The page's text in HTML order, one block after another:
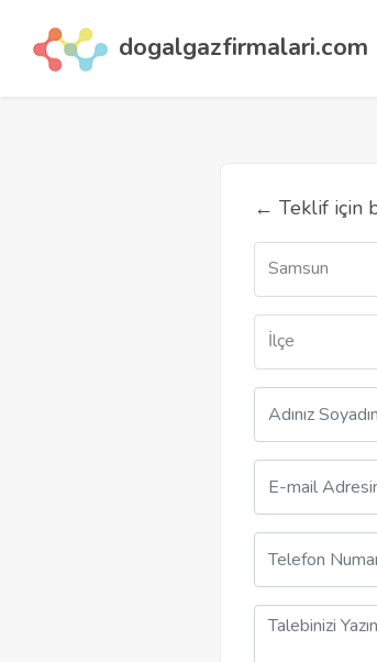
dogalgazfirmalari.com
← Teklif için
Samsun
İlçe